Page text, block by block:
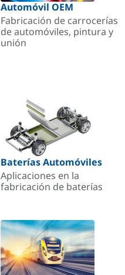
Automóvil OEM
Fabricación de carrocerías
de automóviles, pintura y
unión
Baterías Automóviles
Aplicaciones en la
fabricación de baterías